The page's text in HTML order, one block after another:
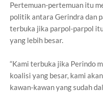
Pertemuan-pertemuan itu
politik antara Gerindra dan
terbuka jika parpol-parpol
yang lebih besar.
“Kami terbuka jika Perindo
koalisi yang besar, kami
kawan-kawan yang sudah